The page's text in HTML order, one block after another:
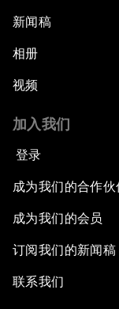
新闻稿
相册
视频
加入我们
登录
成为我们的合作伙
成为我们的会员
订阅我们的新闻稿
联系我们